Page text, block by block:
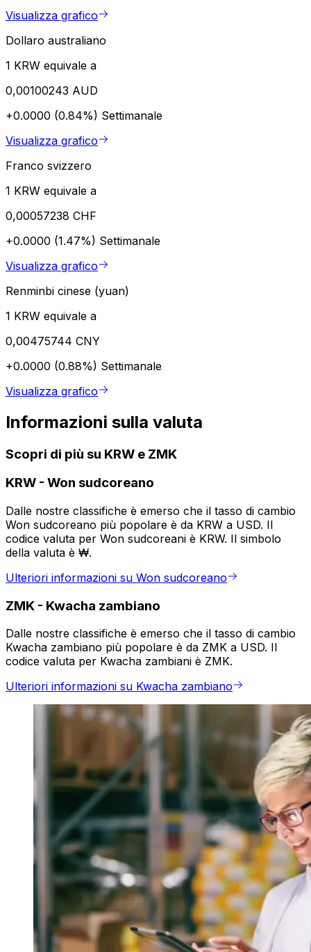
Visualizza grafico
Dollaro australiano
1 KRW equivale a
0,00100243 AUD
+0.0000 (0.84%) Settimanale
Visualizza grafico
Franco svizzero
1 KRW equivale a
0,00057238 CHF
+0.0000 (1.47%) Settimanale
Visualizza grafico
Renminbi cinese (yuan)
1 KRW equivale a
0,00475744 CNY
+0.0000 (0.88%) Settimanale
Visualizza grafico
Informazioni sulla valuta
Scopri di più su KRW e ZMK
KRW - Won sudcoreano
Dalle nostre classifiche è emerso che il tasso di cambio
Won sudcoreano più popolare è da KRW a USD. Il
codice valuta per Won sudcoreani è KRW. Il simbolo
della valuta è ₩.
Ulteriori informazioni su Won sudcoreano
ZMK - Kwacha zambiano
Dalle nostre classifiche è emerso che il tasso di cambio
Kwacha zambiano più popolare è da ZMK a USD. Il
codice valuta per Kwacha zambiani è ZMK.
Ulteriori informazioni su Kwacha zambiano